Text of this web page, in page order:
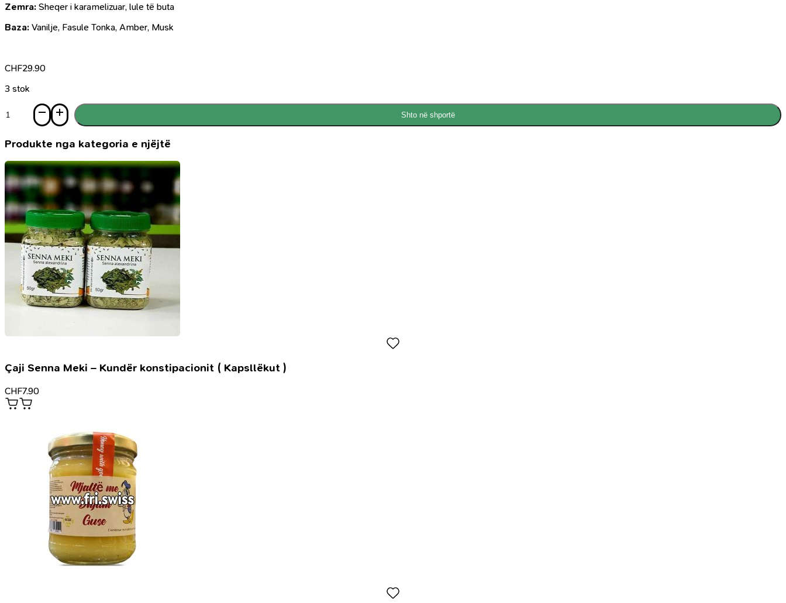
Zemra: Sheqer i karamelizuar, lule të buta
Baza: Vanilje, Fasule Tonka, Amber, Musk
CHF29.90
3 stok
Parfum
Al
Khumar
Candy,
100ml
Shto në shportë
Produkte nga kategoria e njëjtë
Çaji Senna Meki – Kundër konstipacionit ( Kapsllëkut )
CHF7.90